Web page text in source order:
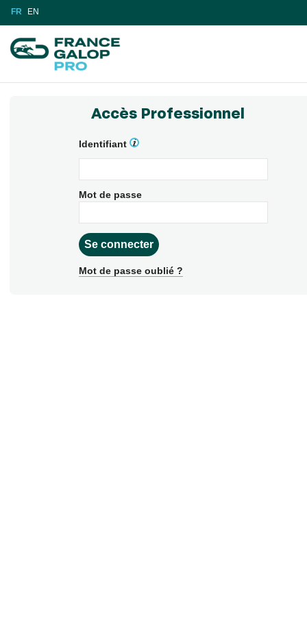
FR EN
Accès Professionnel
Identifiant
Mot de passe
Mot de passe oublié ?